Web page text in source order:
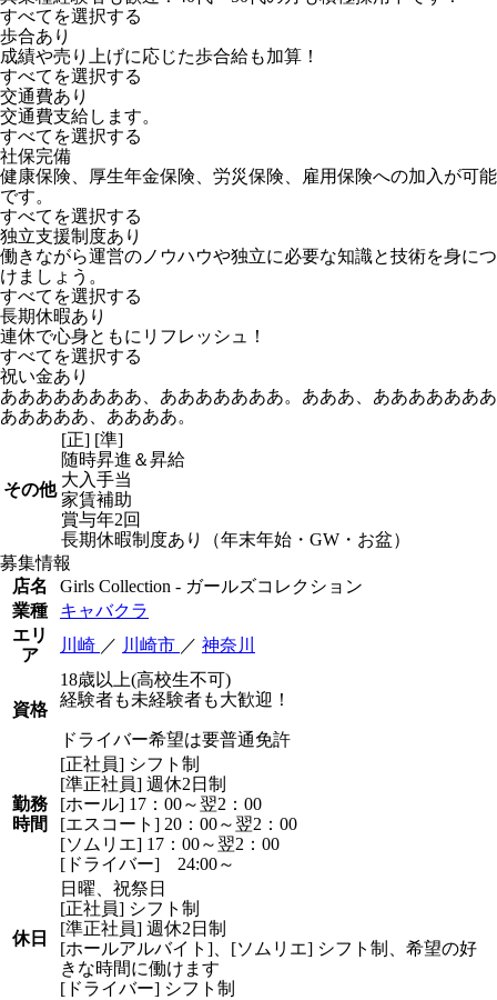
すべてを選択する
歩合あり
成績や売り上げに応じた歩合給も加算！
すべてを選択する
交通費あり
交通費支給します。
すべてを選択する
社保完備
健康保険、厚生年金保険、労災保険、雇用保険への加入が可能
です。
すべてを選択する
独立支援制度あり
働きながら運営のノウハウや独立に必要な知識と技術を身につ
けましょう。
すべてを選択する
長期休暇あり
連休で心身ともにリフレッシュ！
すべてを選択する
祝い金あり
ああああああああ、あああああああ。あああ、あああああああ
あああああ、ああああ。
その他
[正] [準]
随時昇進＆昇給
大入手当
家賃補助
賞与年2回
長期休暇制度あり（年末年始・GW・お盆）
募集情報
店名
Girls Collection - ガールズコレクション
業種
キャバクラ
エリ
ア
川崎 ／ 川崎市 ／ 神奈川
資格
18歳以上(高校生不可)
経験者も未経験者も大歓迎！
ドライバー希望は要普通免許
勤務
時間
[正社員] シフト制
[準正社員] 週休2日制
[ホール] 17：00～翌2：00
[エスコート] 20：00～翌2：00
[ソムリエ] 17：00～翌2：00
[ドライバー] 24:00～
休日
日曜、祝祭日
[正社員] シフト制
[準正社員] 週休2日制
[ホールアルバイト]、[ソムリエ] シフト制、希望の好
きな時間に働けます
[ドライバー] シフト制